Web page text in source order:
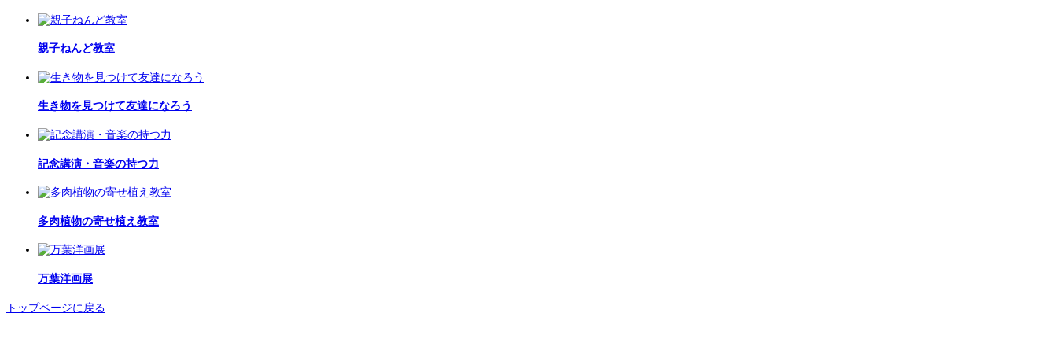
親子ねんど教室
生き物を見つけて友達になろう
記念講演・音楽の持つ力
多肉植物の寄せ植え教室
万葉洋画展
トップページに戻る